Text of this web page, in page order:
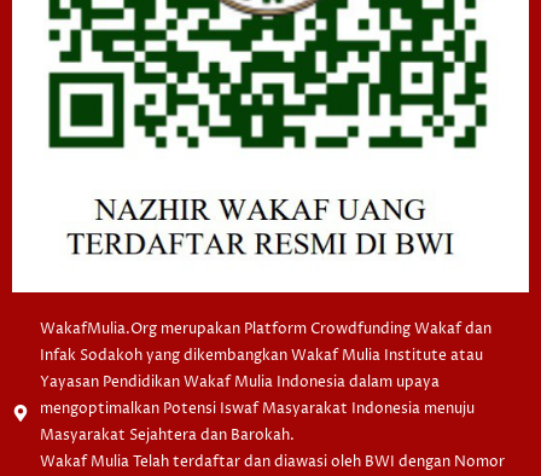
WakafMulia.Org merupakan Platform Crowdfunding Wakaf dan
Infak Sodakoh yang dikembangkan Wakaf Mulia Institute atau
Yayasan Pendidikan Wakaf Mulia Indonesia dalam upaya
mengoptimalkan Potensi Iswaf Masyarakat Indonesia menuju
Masyarakat Sejahtera dan Barokah.
Wakaf Mulia Telah terdaftar dan diawasi oleh BWI dengan Nomor